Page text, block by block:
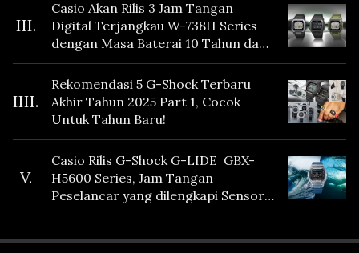
III.
Casio Akan Rilis 3 Jam Tangan
Digital Terjangkau W-738H Series
dengan Masa Baterai 10 Tahun dan
Fitur Vibration
IIII.
Rekomendasi 5 G-Shock Terbaru
Akhir Tahun 2025 Part 1, Cocok
Untuk Tahun Baru!
V.
Casio Rilis G-Shock G-LIDE GBX-
H5600 Series, Jam Tangan
Peselancar yang dilengkapi Sensor